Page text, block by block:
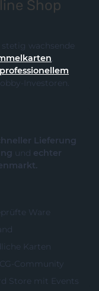
Shop
wachsende
,
professionellem
Investoren.
Lieferung
und echter
Ware
Karten
Community
Store mit Events